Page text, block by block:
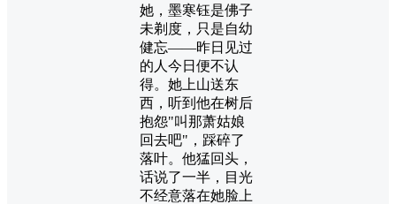
她，墨寒钰是佛子
未剃度，只是自幼
健忘——昨日见过
的人今日便不认
得。她上山送东
西，听到他在树后
抱怨"叫那萧姑娘
回去吧"，踩碎了
落叶。他猛回头，
话说了一半，目光
不经意落在她脸上